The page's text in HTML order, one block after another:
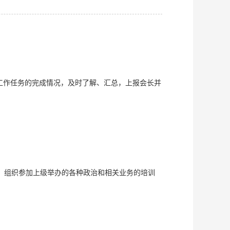
任务的完成情况，及时了解、汇总，上报会长并
织参加上级举办的各种政治和相关业务的培训